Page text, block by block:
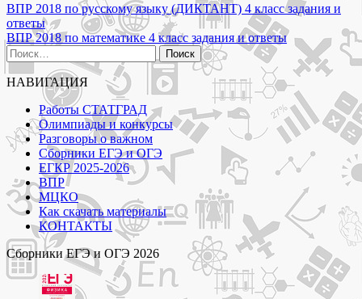
Навигация
по
записям
ВПР 2018 по русскому языку (ДИКТАНТ) 4 класс задания и
ответы
ВПР 2018 по математике 4 класс задания и ответы
Найти:
НАВИГАЦИЯ
Работы СТАТГРАД
Олимпиады и конкурсы
Разговоры о важном
Сборники ЕГЭ и ОГЭ
ЕГКР 2025-2026
ВПР
МЦКО
Как скачать материалы
КОНТАКТЫ
Сборники ЕГЭ и ОГЭ 2026